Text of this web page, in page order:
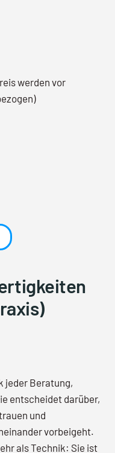
werden vor
jeder Beratung,
entscheidet darüber,
und
vorbeigeht.
als Technik: Sie ist